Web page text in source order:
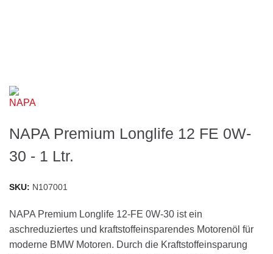
NAPA Premium Longlife 12 FE 0W-
30 - 1 Ltr.
SKU N107001
NAPA Premium Longlife 12-FE 0W-30 ist ein
aschreduziertes und kraftstoffeinsparendes Motorenöl für
moderne BMW Motoren. Durch die Kraftstoffeinsparung